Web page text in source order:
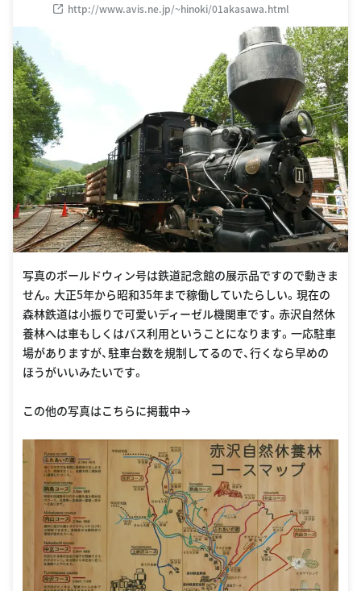
http://www.avis.ne.jp/~hinoki/01akasawa.html
写真のボールドウィン号は鉄道記念館の展示品ですので動きま
せん。大正5年から昭和35年まで稼働していたらしい。現在の
森林鉄道は小振りで可愛いディーゼル機関車です。赤沢自然休
養林へは車もしくはバス利用ということになります。一応駐車
場がありますが、駐車台数を規制してるので、行くなら早めの
ほうがいいみたいです。
この他の写真はこちらに掲載中→